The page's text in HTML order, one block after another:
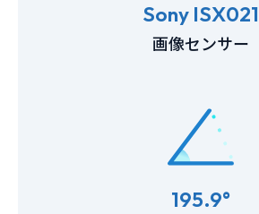
Sony ISX021
画像センサー
195.9°